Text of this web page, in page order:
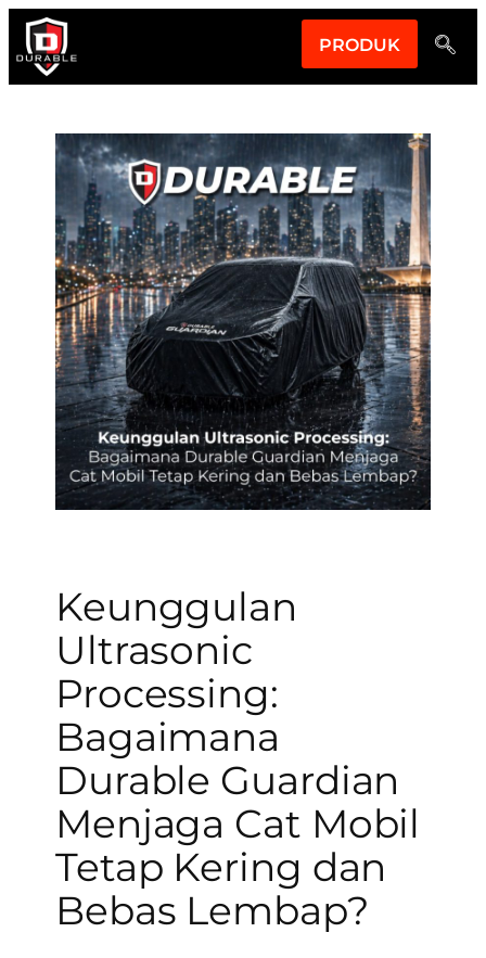
PRODUK
Keunggulan
Ultrasonic
Processing:
Bagaimana
Durable Guardian
Menjaga Cat Mobil
Tetap Kering dan
Bebas Lembap?